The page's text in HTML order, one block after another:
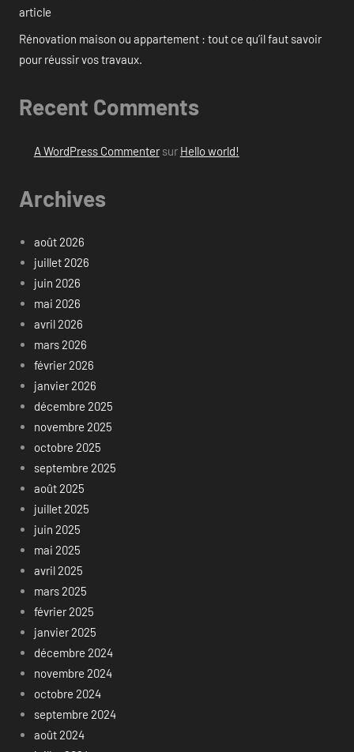
article
Rénovation maison ou appartement : tout ce qu’il faut savoir
pour réussir vos travaux.
Recent Comments
A WordPress Commentersur Hello world!
Archives
août 2026
juillet 2026
juin 2026
mai 2026
avril 2026
mars 2026
février 2026
janvier 2026
décembre 2025
novembre 2025
octobre 2025
septembre 2025
août 2025
juillet 2025
juin 2025
mai 2025
avril 2025
mars 2025
février 2025
janvier 2025
décembre 2024
novembre 2024
octobre 2024
septembre 2024
août 2024